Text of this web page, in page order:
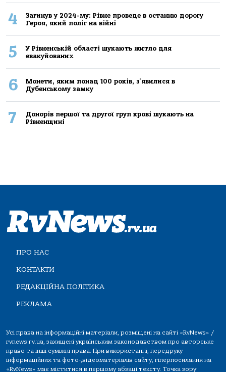
4
Загинув у 2024-му: Рівне проведе в останню дорогу
Героя, який поліг на війні
5
У Рівненській області шукають житло для
евакуйованих
6
Монети, яким понад 100 років, з'явилися в
Дубенському замку
7
Донорів першої та другої груп крові шукають на
Рівненщині
ПРО НАС
КОНТАКТИ
РЕДАКЦІЙНА ПОЛІТИКА
РЕКЛАМА
Усі права на інформаційні матеріали, розміщені на сайті «RvNews» /
rvnews.rv.ua, захищені українським законодавством про авторське
право та інші суміжні права. При використанні, передруку
інформаційних та фото-,відеоматеріалів сайту, гіперпосилання на
«RvNews» має міститися в першому абзаці тексту. Точка зору